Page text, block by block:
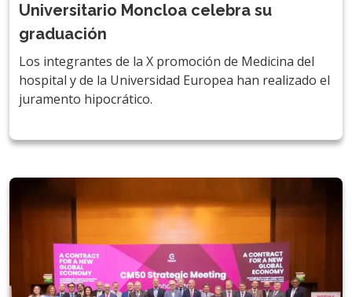
Universitario Moncloa celebra su
graduación
Los integrantes de la X promoción de Medicina del
hospital y de la Universidad Europea han realizado el
juramento hipocrático.